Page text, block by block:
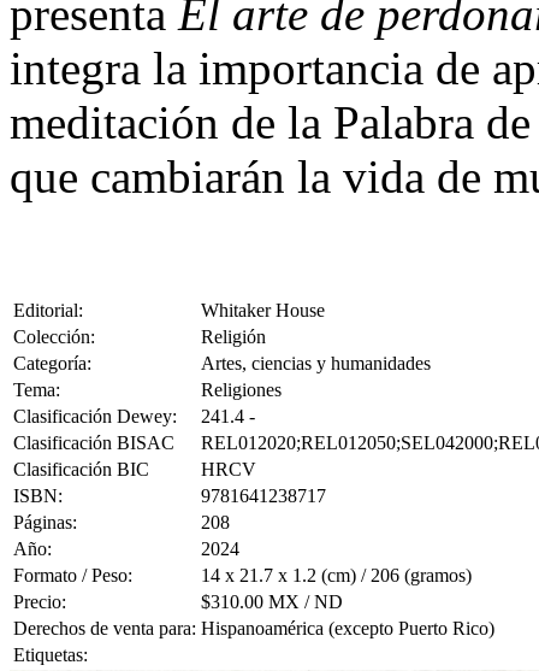
presenta El arte de
integra la importancia de
meditación de la Palabra
que cambiarán la vida de
Editorial:
Whitaker House
Colección:
Religión
Categoría:
Artes, ciencias y humanidades
Tema:
Religiones
Clasificación Dewey:
241.4 -
Clasificación BISAC
Clasificación BIC
HRCV
ISBN:
9781641238717
Páginas:
208
Año:
2024
Formato / Peso:
14 x 21.7 x 1.2 (cm) / 206 (gramos)
Precio:
$310.00 MX / ND
Derechos de venta para: Hispanoamérica (excepto Puerto Rico)
Etiquetas: